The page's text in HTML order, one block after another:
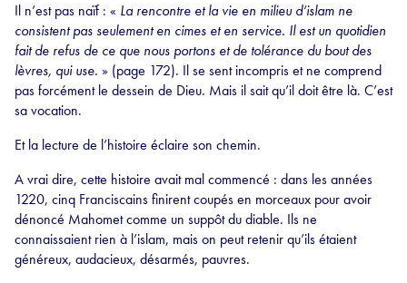
Il n’est pas naïf : « La rencontre et la vie en milieu d’islam ne
consistent pas seulement en cimes et en service. Il est un quotidien
fait de refus de ce que nous portons et de tolérance du bout des
lèvres, qui use. » (page 172). Il se sent incompris et ne comprend
pas forcément le dessein de Dieu. Mais il sait qu’il doit être là. C’est
sa vocation.
Et la lecture de l’histoire éclaire son chemin.
A vrai dire, cette histoire avait mal commencé : dans les années
1220, cinq Franciscains finirent coupés en morceaux pour avoir
dénoncé Mahomet comme un suppôt du diable. Ils ne
connaissaient rien à l’islam, mais on peut retenir qu’ils étaient
généreux, audacieux, désarmés, pauvres.